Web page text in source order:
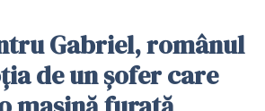
Gabriel, românul
de un șofer care